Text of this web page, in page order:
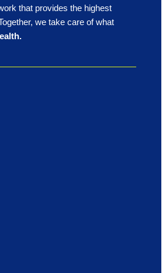
that provides the highest
we take care of what